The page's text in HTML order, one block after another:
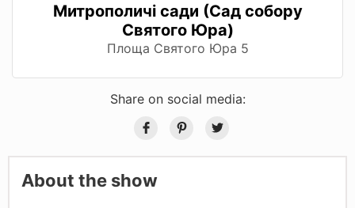
Митрополичі сади (Сад собору
Святого Юра)
Площа Святого Юра 5
Share on social media:
About the show